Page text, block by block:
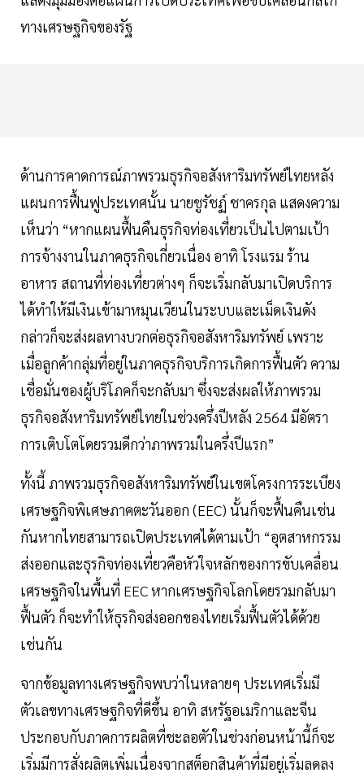
ทางเศรษฐกิจของรัฐ
ด้านการคาดการณ์ภาพรวมธุรกิจอสังหาริมทรัพย์ไทยหลัง
แผนการฟื้นฟูประเทศนั้น นายชูรัชฏ์ ชาครกุล แสดงความ
เห็นว่า “หากแผนฟื้นคืนธุรกิจท่องเที่ยวเป็นไปตามเป้า
การจ้างงานในภาคธุรกิจเกี่ยวเนื่อง อาทิ โรงแรม ร้าน
อาหาร สถานที่ท่องเที่ยวต่างๆ ก็จะเริ่มกลับมาเปิดบริการ
ได้ทำให้มีเงินเข้ามาหมุนเวียนในระบบและเม็ดเงินดัง
กล่าวก็จะส่งผลทางบวกต่อธุรกิจอสังหาริมทรัพย์ เพราะ
เมื่อลูกค้ากลุ่มที่อยู่ในภาคธุรกิจบริการเกิดการฟื้นตัว ความ
เชื่อมั่นของผู้บริโภคก็จะกลับมา ซึ่งจะส่งผลให้ภาพรวม
ธุรกิจอสังหาริมทรัพย์ไทยในช่วงครึ่งปีหลัง 2564 มีอัตรา
การเติบโตโดยรวมดีกว่าภาพรวมในครึ่งปีแรก”
ทั้งนี้ ภาพรวมธุรกิจอสังหาริมทรัพย์ในเขตโครงการระเบียง
เศรษฐกิจพิเศษภาคตะวันออก (EEC) นั้นก็จะฟื้นคืนเช่น
กันหากไทยสามารถเปิดประเทศได้ตามเป้า “อุตสาหกรรม
ส่งออกและธุรกิจท่องเที่ยวคือหัวใจหลักของการขับเคลื่อน
เศรษฐกิจในพื้นที่ EEC หากเศรษฐกิจโลกโดยรวมกลับมา
ฟื้นตัว ก็จะทำให้ธุรกิจส่งออกของไทยเริ่มฟื้นตัวได้ด้วย
เช่นกัน
จากข้อมูลทางเศรษฐกิจพบว่าในหลายๆ ประเทศเริ่มมี
ตัวเลขทางเศรษฐกิจที่ดีขึ้น อาทิ สหรัฐอเมริกาและจีน
ประกอบกับภาคการผลิตที่ชะลอตัวในช่วงก่อนหน้านี้ก็จะ
เริ่มมีการสั่งผลิตเพิ่มเนื่องจากสต็อกสินค้าที่มีอยู่เริ่มลดลง